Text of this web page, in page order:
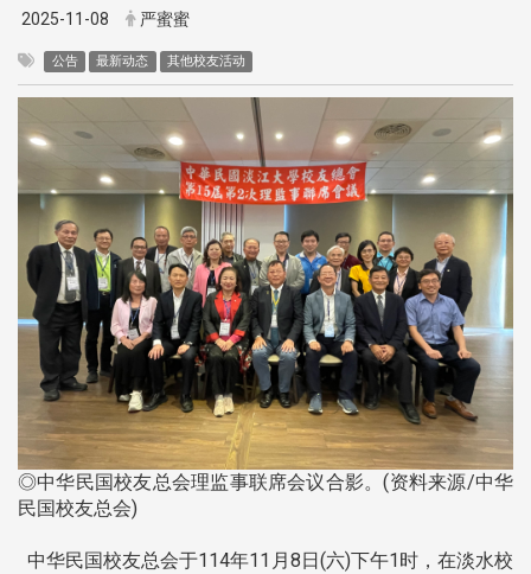
2025-11-08 严蜜蜜
公告 最新动态 其他校友活动
◎中华民国校友总会理监事联席会议合影。(资料来源/中华
民国校友总会)
中华民国校友总会于114年11月8日(六)下午1时，在淡水校